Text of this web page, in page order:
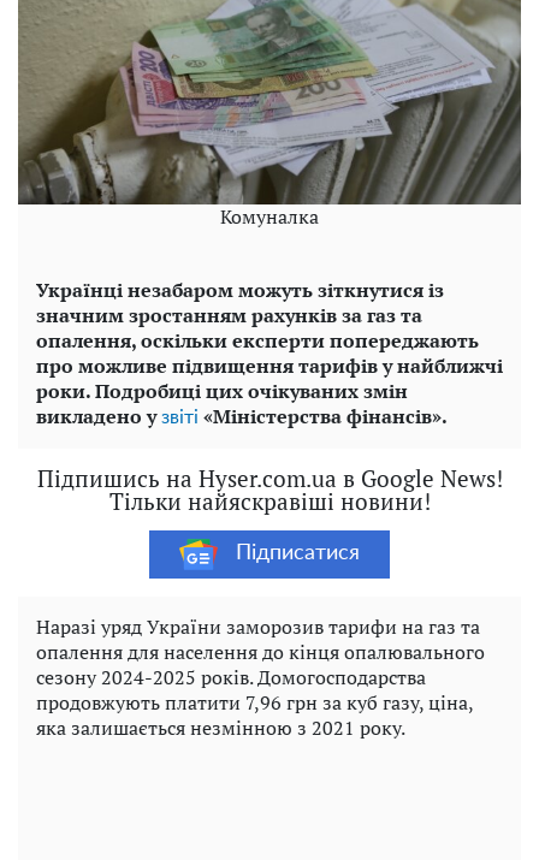
Комуналка
Українці незабаром можуть зіткнутися із
значним зростанням рахунків за газ та
опалення, оскільки експерти попереджають
про можливе підвищення тарифів у найближчі
роки. Подробиці цих очікуваних змін
викладено узвіті «Міністерства фінансів».
Підпишись на Hyser.com.ua в Google News!
Тільки найяскравіші новини!
Підписатися
Наразі уряд України заморозив тарифи на газ та
опалення для населення до кінця опалювального
сезону 2024-2025 років. Домогосподарства
продовжують платити 7,96 грн за куб газу, ціна,
яка залишається незмінною з 2021 року.